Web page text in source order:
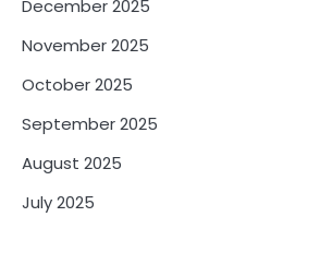
December 2025
November 2025
October 2025
September 2025
August 2025
July 2025